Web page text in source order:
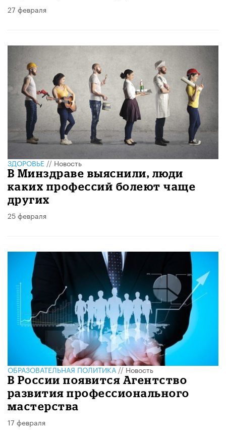
27 февраля
ЗДОРОВЬЕ//Новость
В Минздраве выяснили, люди
каких профессий болеют чаще
других
25 февраля
ОБРАЗОВАТЕЛЬНАЯ ПОЛИТИКА//Новость
В России появится Агентство
развития профессионального
мастерства
17 февраля